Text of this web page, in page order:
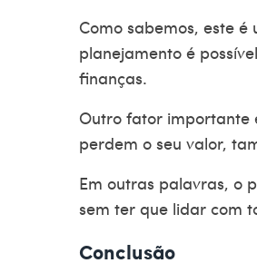
Como sabemos, este
planejamento é
finanças.
Outro fator importante
perdem o seu valor,
Em outras palavras, o
sem ter que lidar com
Conclusão